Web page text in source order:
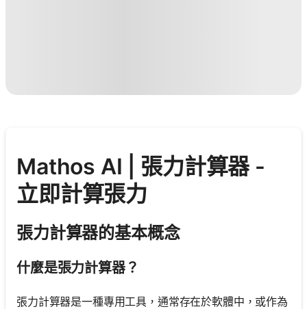
Mathos AI | 張力計算器 -
立即計算張力
張力計算器的基本概念
什麼是張力計算器？
張力計算器是一種專用工具，通常存在於軟體中，或作為